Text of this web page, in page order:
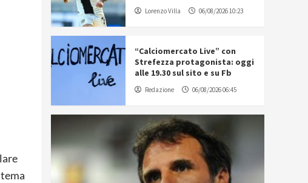
Lorenzo Villa 06/08/2026 10:23
“Calciomercato Live” con
Strefezza protagonista: oggi
alle 19.30 sul sito e su Fb
Redazione 06/08/2026 06:45